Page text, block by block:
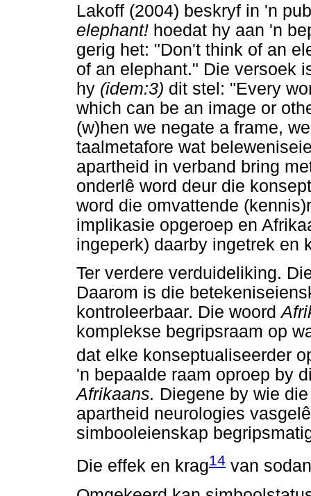
Lakoff (2004) beskryf in 'n
elephant! hoedat hy aan 'n
gerig het: "Don't think of an
of an elephant." Die versoek
hy (idem:3) dit stel: "Every
which can be an image or
(w)hen we negate a frame,
taalmetafore wat
apartheid in verband bring
onderlê word deur die
word die omvattende
implikasie opgeroep en
ingeperk) daarby ingetrek en
Ter verdere verduideliking.
Daarom is die
kontroleerbaar. Die woord
komplekse begripsraam op
dat elke konseptualiseerder
'n bepaalde raam oproep by
Afrikaans. Diegene by wie
apartheid neurologies
simbooleienskap
Die effek en krag14 van